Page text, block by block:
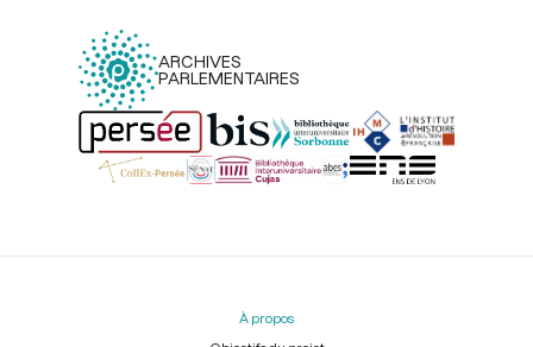
ARCHIVES
PARLEMENTAIRES
Menu
À propos